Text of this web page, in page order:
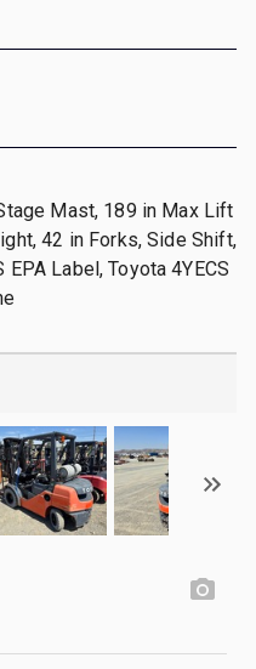
Mast, 189 in Max Lift
42 in Forks, Side Shift,
Label, Toyota 4YECS